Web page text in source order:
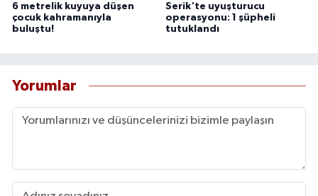
6 metrelik kuyuya düşen
çocuk kahramanıyla
buluştu!
Serik'te uyuşturucu
operasyonu: 1 şüpheli
tutuklandı
Yorumlar